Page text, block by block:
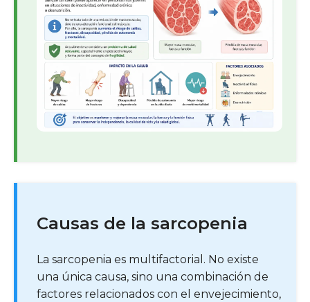
Causas de la sarcopenia
La sarcopenia es multifactorial. No existe
una única causa, sino una combinación de
factores relacionados con el envejecimiento,